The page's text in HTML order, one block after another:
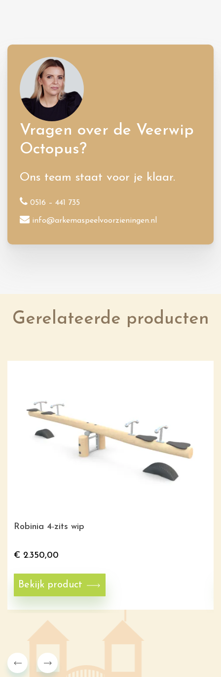
Vragen over de Veerwip
Octopus?
Ons team staat voor je klaar.
0516 – 441 735
info@arkemaspeelvoorzieningen.nl
Gerelateerde producten
Robinia 4-zits wip
€ 2.350,00
Bekijk product